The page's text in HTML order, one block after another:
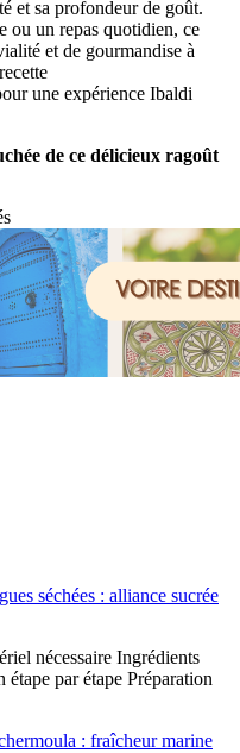
et sa profondeur de goût.
ou un repas quotidien, ce
et de gourmandise à
une expérience Ibaldi
de ce délicieux ragoût
séchées : alliance sucrée
nécessaire Ingrédients
par étape Préparation
: fraîcheur marine